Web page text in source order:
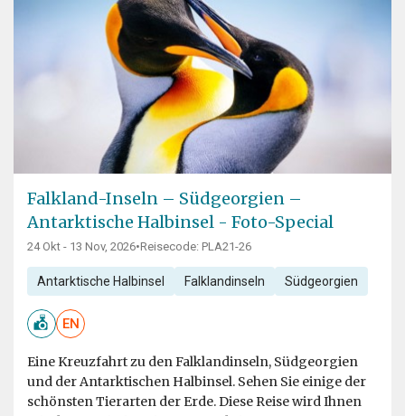
Falkland-Inseln – Südgeorgien –
Antarktische Halbinsel - Foto-Special
24 Okt - 13 Nov, 2026•Reisecode: PLA21-26
Antarktische Halbinsel Falklandinseln Südgeorgien
EN
Eine Kreuzfahrt zu den Falklandinseln, Südgeorgien
und der Antarktischen Halbinsel. Sehen Sie einige der
schönsten Tierarten der Erde. Diese Reise wird Ihnen